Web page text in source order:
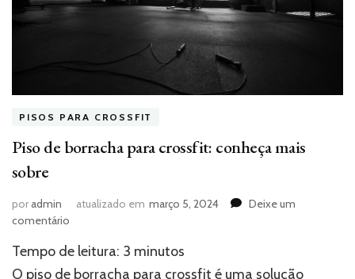
PISOS PARA CROSSFIT
Piso de borracha para crossfit: conheça mais
sobre
poradmin atualizado em março 5, 2024
Deixe um
comentário
de
borracha
Tempo de leitura: 3 minutos
O piso de borracha para crossfit é uma solução